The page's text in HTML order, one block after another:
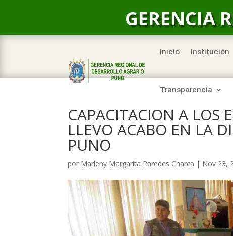
GERENCIA
Inicio Institución
Transparencia
CAPACITACION A LOS
LLEVO ACABO EN LA
PUNO
por Marleny Margarita Paredes Charca | Nov 23,